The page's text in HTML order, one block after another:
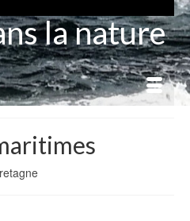
la nature